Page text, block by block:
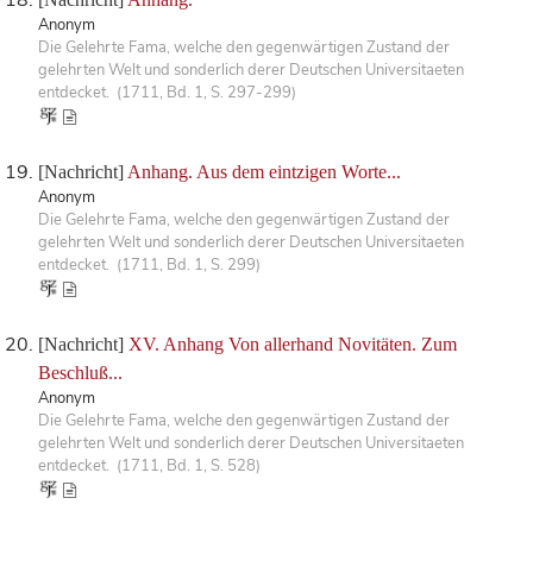
Anonym
Die Gelehrte Fama, welche den gegenwärtigen Zustand der
gelehrten Welt und sonderlich derer Deutschen Universitaeten
entdecket. (1711, Bd. 1, S. 297-299)
[Nachricht] Anhang. Aus dem eintzigen Worte...
Anonym
Die Gelehrte Fama, welche den gegenwärtigen Zustand der
gelehrten Welt und sonderlich derer Deutschen Universitaeten
entdecket. (1711, Bd. 1, S. 299)
[Nachricht] XV. Anhang Von allerhand Novitäten. Zum
Beschluß...
Anonym
Die Gelehrte Fama, welche den gegenwärtigen Zustand der
gelehrten Welt und sonderlich derer Deutschen Universitaeten
entdecket. (1711, Bd. 1, S. 528)